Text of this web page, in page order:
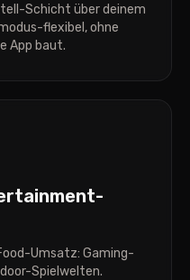
Schicht über deinem
flexibel, ohne
App baut.
Umsatz: Gaming-
Spielwelten.